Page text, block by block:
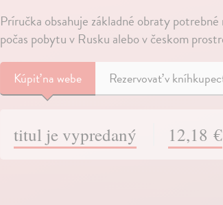
Príručka obsahuje základné obraty
počas pobytu v Rusku alebo v českom
Kúpiťna webe Rezervovať v
titul je vypredaný 12,18 €